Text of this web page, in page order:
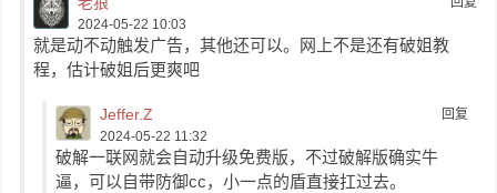
2024-05-22 10:03
就是动不动触发广告，其他还可以。网上不是还有破姐教
程，估计破姐后更爽吧
回复
Jeffer.Z
2024-05-22 11:32
破解一联网就会自动升级免费版，不过破解版确实牛
逼，可以自带防御cc，小一点的盾直接扛过去。